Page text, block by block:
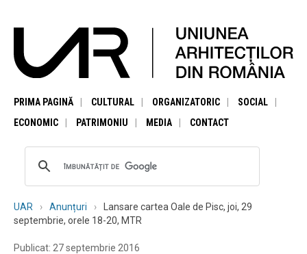
PRIMA PAGINĂ CULTURAL ORGANIZATORIC
SOCIAL
ECONOMIC
PATRIMONIU MEDIA CONTACT
UAR Anunțuri
Lansare cartea Oale de Pisc, joi, 29
septembrie, orele 18-20, MTR
Publicat: 27 septembrie 2016